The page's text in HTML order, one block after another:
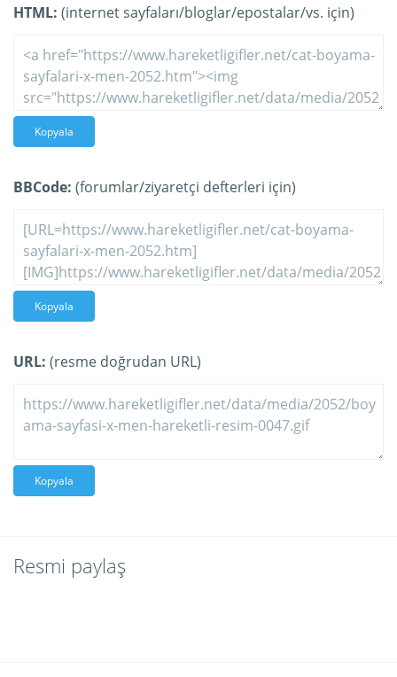
HTML: (internet sayfaları/bloglar/epostalar/vs. için)
Kopyala
BBCode: (forumlar/ziyaretçi defterleri için)
Kopyala
URL: (resme doğrudan URL)
Kopyala
Resmi paylaş